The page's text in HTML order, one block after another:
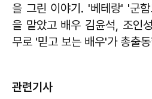
을 그린 이야기. '베테랑' '군
을 맡았고 배우 김윤석, 조인
무로 '믿고 보는 배우'가 총출
관련기사